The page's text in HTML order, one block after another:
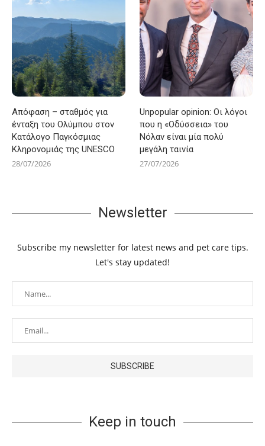
Απόφαση – σταθμός για
ένταξη του Ολύμπου στον
Κατάλογο Παγκόσμιας
Κληρονομιάς της UNESCO
28/07/2026
Unpopular opinion: Οι λόγοι
που η «Οδύσσεια» του
Νόλαν είναι μία πολύ
μεγάλη ταινία
27/07/2026
Newsletter
Subscribe my newsletter for latest news and pet care tips.
Let's stay updated!
Keep in touch